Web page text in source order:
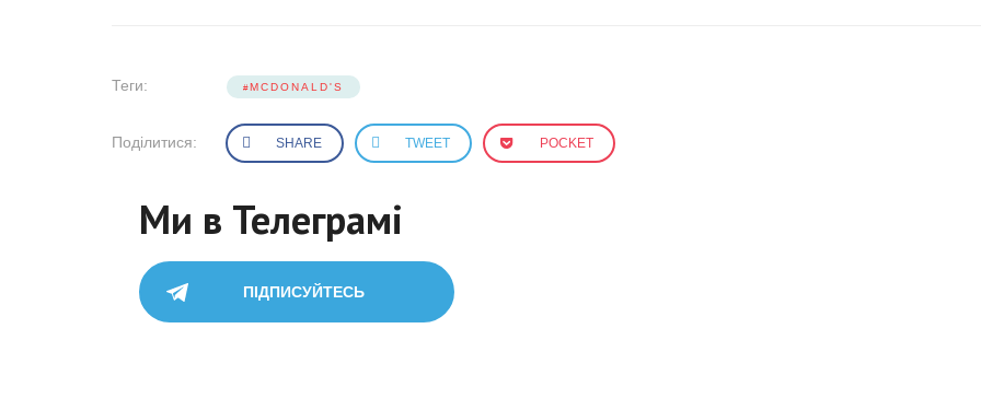
Теги: MCDONALD'S
Поділитися: SHARE TWEET POCKET
Ми в Телеграмі
ПІДПИСУЙТЕСЬ